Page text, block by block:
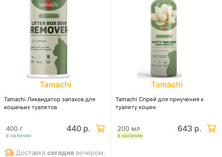
Tamachi
Tamachi Ликвидатор запахов для
кошачьих туалетов
в наличии
400 г 440 р.
Доставкасегодня вечером.
Tamachi
Tamachi Спрей для приучения к
туалету кошек
в наличии
200 мл 643 р.